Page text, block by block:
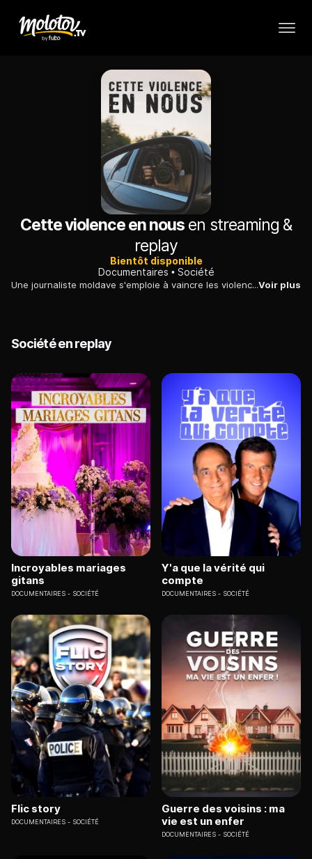
Cette violence en nous en streaming &
replay
Bientôt disponible
Documentaires
Société
Une journaliste moldave s'emploie à vaincre les violences familiales qu'elle a subies d'un père qui sera lui-même victime de maltraitances en tant que travailleur immigré.Voir plus
Société en replay
Incroyables mariages
gitans
DOCUMENTAIRES SOCIÉTÉ
Y'a que la vérité qui
compte
DOCUMENTAIRES SOCIÉTÉ
Flic story
DOCUMENTAIRES SOCIÉTÉ
Guerre des voisins : ma
vie est un enfer
DOCUMENTAIRES SOCIÉTÉ